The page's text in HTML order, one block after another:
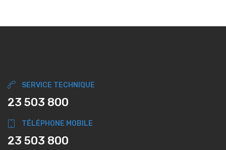
SERVICE TECHNIQUE
23 503 800
TÉLÉPHONE MOBILE
23 503 800